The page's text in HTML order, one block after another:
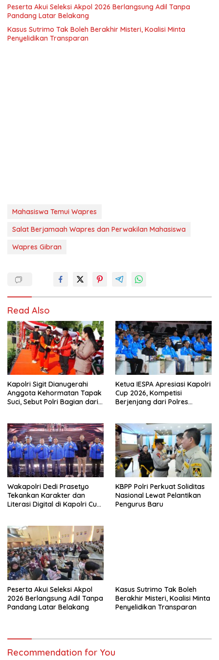
Peserta Akui Seleksi Akpol 2026 Berlangsung Adil Tanpa
Pandang Latar Belakang
Kasus Sutrimo Tak Boleh Berakhir Misteri, Koalisi Minta
Penyelidikan Transparan
Mahasiswa Temui Wapres
Salat Berjamaah Wapres dan Perwakilan Mahasiswa
Wapres Gibran
Read Also
Kapolri Sigit Dianugerahi
Anggota Kehormatan Tapak
Suci, Sebut Polri Bagian dari
Ketua IESPA Apresiasi Kapolri
Cup 2026, Kompetisi
Berjenjang dari Polres
Wakapolri Dedi Prasetyo
Tekankan Karakter dan
Literasi Digital di Kapolri Cup
KBPP Polri Perkuat Soliditas
Nasional Lewat Pelantikan
Pengurus Baru
Peserta Akui Seleksi Akpol
2026 Berlangsung Adil Tanpa
Pandang Latar Belakang
Kasus Sutrimo Tak Boleh
Berakhir Misteri, Koalisi Minta
Penyelidikan Transparan
Recommendation for You